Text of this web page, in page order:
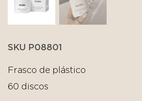
SKU P08801
Frasco de plástico
60 discos